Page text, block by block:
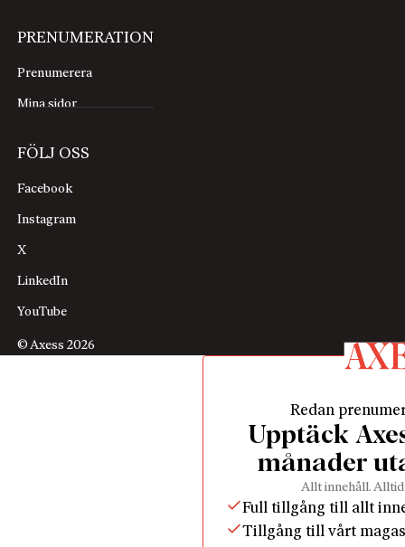
PRENUMERATION
Prenumerera
Mina sidor
FÖLJ OSS
Facebook
Instagram
X
LinkedIn
YouTube
© Axess 2026
Redan
Upptäck
månader
Allt innehåll.
Full tillgång till allt
Tillgång till vårt